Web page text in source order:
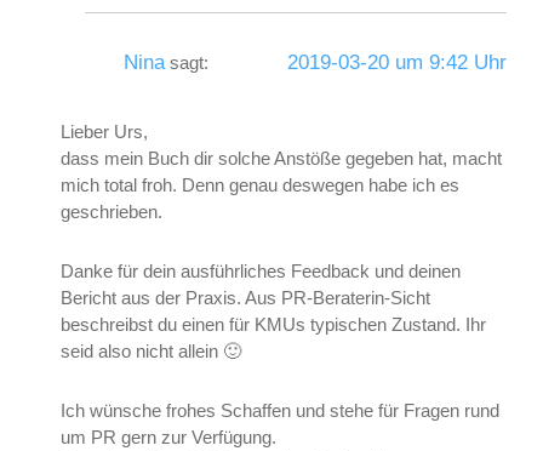
Nina sagt: 2019-03-20 um 9:42 Uhr
Lieber Urs,
dass mein Buch dir solche Anstöße gegeben hat, macht
mich total froh. Denn genau deswegen habe ich es
geschrieben.
Danke für dein ausführliches Feedback und deinen
Bericht aus der Praxis. Aus PR-Beraterin-Sicht
beschreibst du einen für KMUs typischen Zustand. Ihr
seid also nicht allein 🙂
Ich wünsche frohes Schaffen und stehe für Fragen rund
um PR gern zur Verfügung.